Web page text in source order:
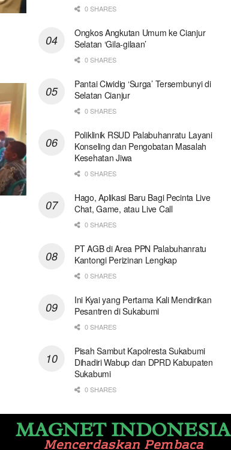
0 SHARES
Ongkos Angkutan Umum ke Cianjur
Selatan ‘Gila-gilaan’
0 SHARES
Pantai Ciwidig ‘Surga’ Tersembunyi di
Selatan Cianjur
0 SHARES
Poliklinik RSUD Palabuhanratu Layani
Konseling dan Pengobatan Masalah
Kesehatan Jiwa
0 SHARES
Hago, Aplikasi Baru Bagi Pecinta Live
Chat, Game, atau Live Call
0 SHARES
PT AGB di Area PPN Palabuhanratu
Kantongi Perizinan Lengkap
0 SHARES
Ini Kyai yang Pertama Kali Mendirikan
Pesantren di Sukabumi
0 SHARES
Pisah Sambut Kapolresta Sukabumi
Dihadiri Wabup dan DPRD Kabupaten
Sukabumi
0 SHARES
MAGNET INDONESIA
Mencerdaskan Pembaca